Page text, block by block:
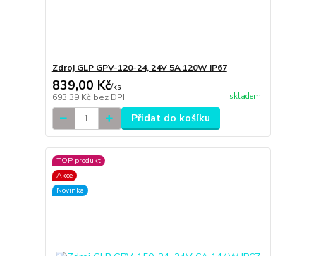
Zdroj GLP GPV-120-24, 24V 5A 120W IP67
839,00 Kč/ks
693,39 Kč bez DPH skladem
Přidat do košíku
TOP produkt
Akce
Novinka